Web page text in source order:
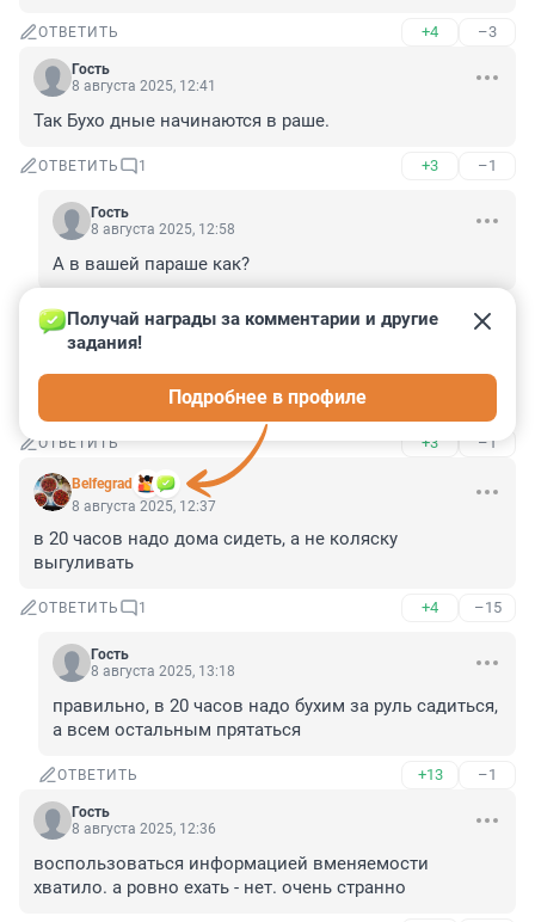
ОТВЕТИТЬ +4 –3
Гость
8 августа 2025, 12:41
Так Бухо дные начинаются в раше.
ОТВЕТИТЬ 1 +3 –1
Гость
8 августа 2025, 12:58
А в вашей параше как?
ОТВЕТИТЬ –5
Гость
Что то он рановато начал пятничать
ОТВЕТИТЬ +3 –1
Belfegrad
Получай награды за комментарии и другие
задания!
Подробнее в профиле
8 августа 2025, 12:37
в 20 часов надо дома сидеть, а не коляску
выгуливать
ОТВЕТИТЬ 1 +4 –15
Гость
8 августа 2025, 13:18
правильно, в 20 часов надо бухим за руль садиться,
а всем остальным прятаться
ОТВЕТИТЬ +13 –1
Гость
8 августа 2025, 12:36
воспользоваться информацией вменяемости
хватило. а ровно ехать - нет. очень странно